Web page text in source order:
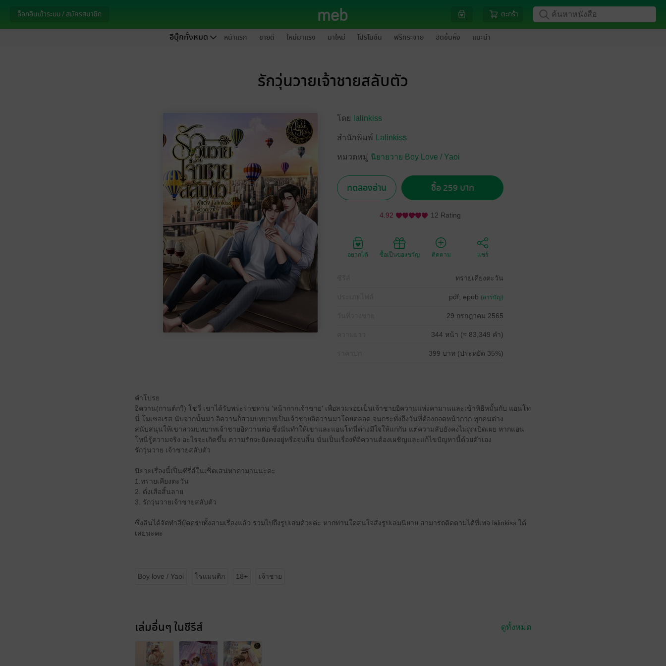
ล็อกอินเข้าระบบ / สมัครสมาชิก ตะกร้า
อีบุ๊กทั้งหมด หน้าแรก ขายดี ใหม่มาแรง มาใหม่ โปรโมชัน ฟรีกระจาย ฮิตขึ้นหิ้ง แนะนำ
รักวุ่นวายเจ้าชายสลับตัว
โดย lalinkiss
สำนักพิมพ์ Lalinkiss
หมวดหมู่ นิยายวาย Boy Love / Yaoi
ทดลองอ่าน ซื้อ 259 บาท
4.92 12 Rating
อยากได้ ซื้อเป็นของขวัญ ติดตาม แชร์
ทรายเคียงตะวัน
pdf, epub (สารบัญ)
29 กรกฎาคม 2565
344 หน้า (≈ 83,349 คำ)
399 บาท (ประหยัด 35%)
คำโปรย
อิควาน(กานต์กวี) โซวี่ เขาได้รับพระราชทาน 'หน้ากากเจ้าชาย' เพื่อสวมรอยเป็นเจ้าชายอิควานแห่งคามานและเข้าพิธีหมั้นกับ แอนโท
นี่ โมเซอเรส นับจากนั้นมา อิควานก็สวมบทบาทเป็นเจ้าชายอิควานมาโดยตลอด จนกระทั่งถึงวันที่ต้องถอดหน้ากาก ทุกคนต่าง
สนับสนุนให้เขาสวมบทบาทเจ้าชายอิควานต่อ ซึ่งนั่นทำให้เขาและแอนโทนี่ต่างมีใจให้แก่กัน แต่ความลับยังคงไม่ถูกเปิดเผย หากแอน
โทนี่รู้ความจริง อะไรจะเกิดขึ้น ความรักจะยังคงอยู่หรือจบสิ้น นั่นเป็นเรื่องที่อิควานต้องเผชิญและแก้ไขปัญหานี้ด้วยตัวเอง
รักวุ่นวาย เจ้าชายสลับตัว
นิยายเรื่องนี้เป็นซีรี่ส์ในเช็ตเสน่หาคามานนะคะ
1.ทรายเคียงตะวัน
2. ดั่งเสือสิ้นลาย
3. รักวุ่นวายเจ้าชายสลับตัว
ซึ่งลินได้จัดทำอีบุ๊คครบทั้งสามเรื่องแล้ว รวมไปถึงรูปเล่มด้วยค่ะ หากท่านใดสนใจสั่งรูปเล่มนิยาย สามารถติดตามได้ที่เพจ lalinkiss ได้
เลยนะคะ
Boy love / Yaoi โรแมนติก 18+ เจ้าชาย
เล่มอื่นๆ ในซีรีส์ ดูทั้งหมด